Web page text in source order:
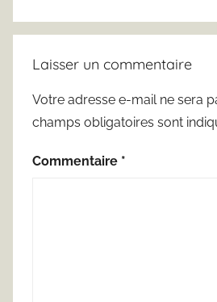
Laisser un commentaire
Votre adresse e-mail ne sera
champs obligatoires sont
Commentaire *